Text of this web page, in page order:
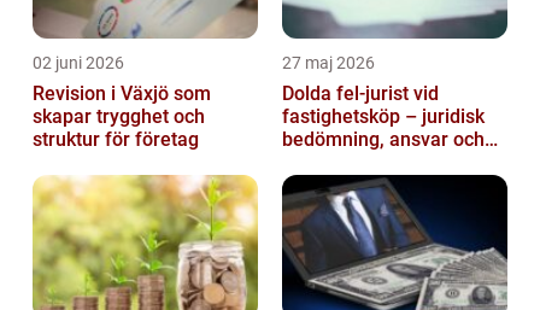
02 juni 2026
Revision i Växjö som
skapar trygghet och
struktur för företag
27 maj 2026
Dolda fel-jurist vid
fastighetsköp – juridisk
bedömning, ansvar och
tvister...